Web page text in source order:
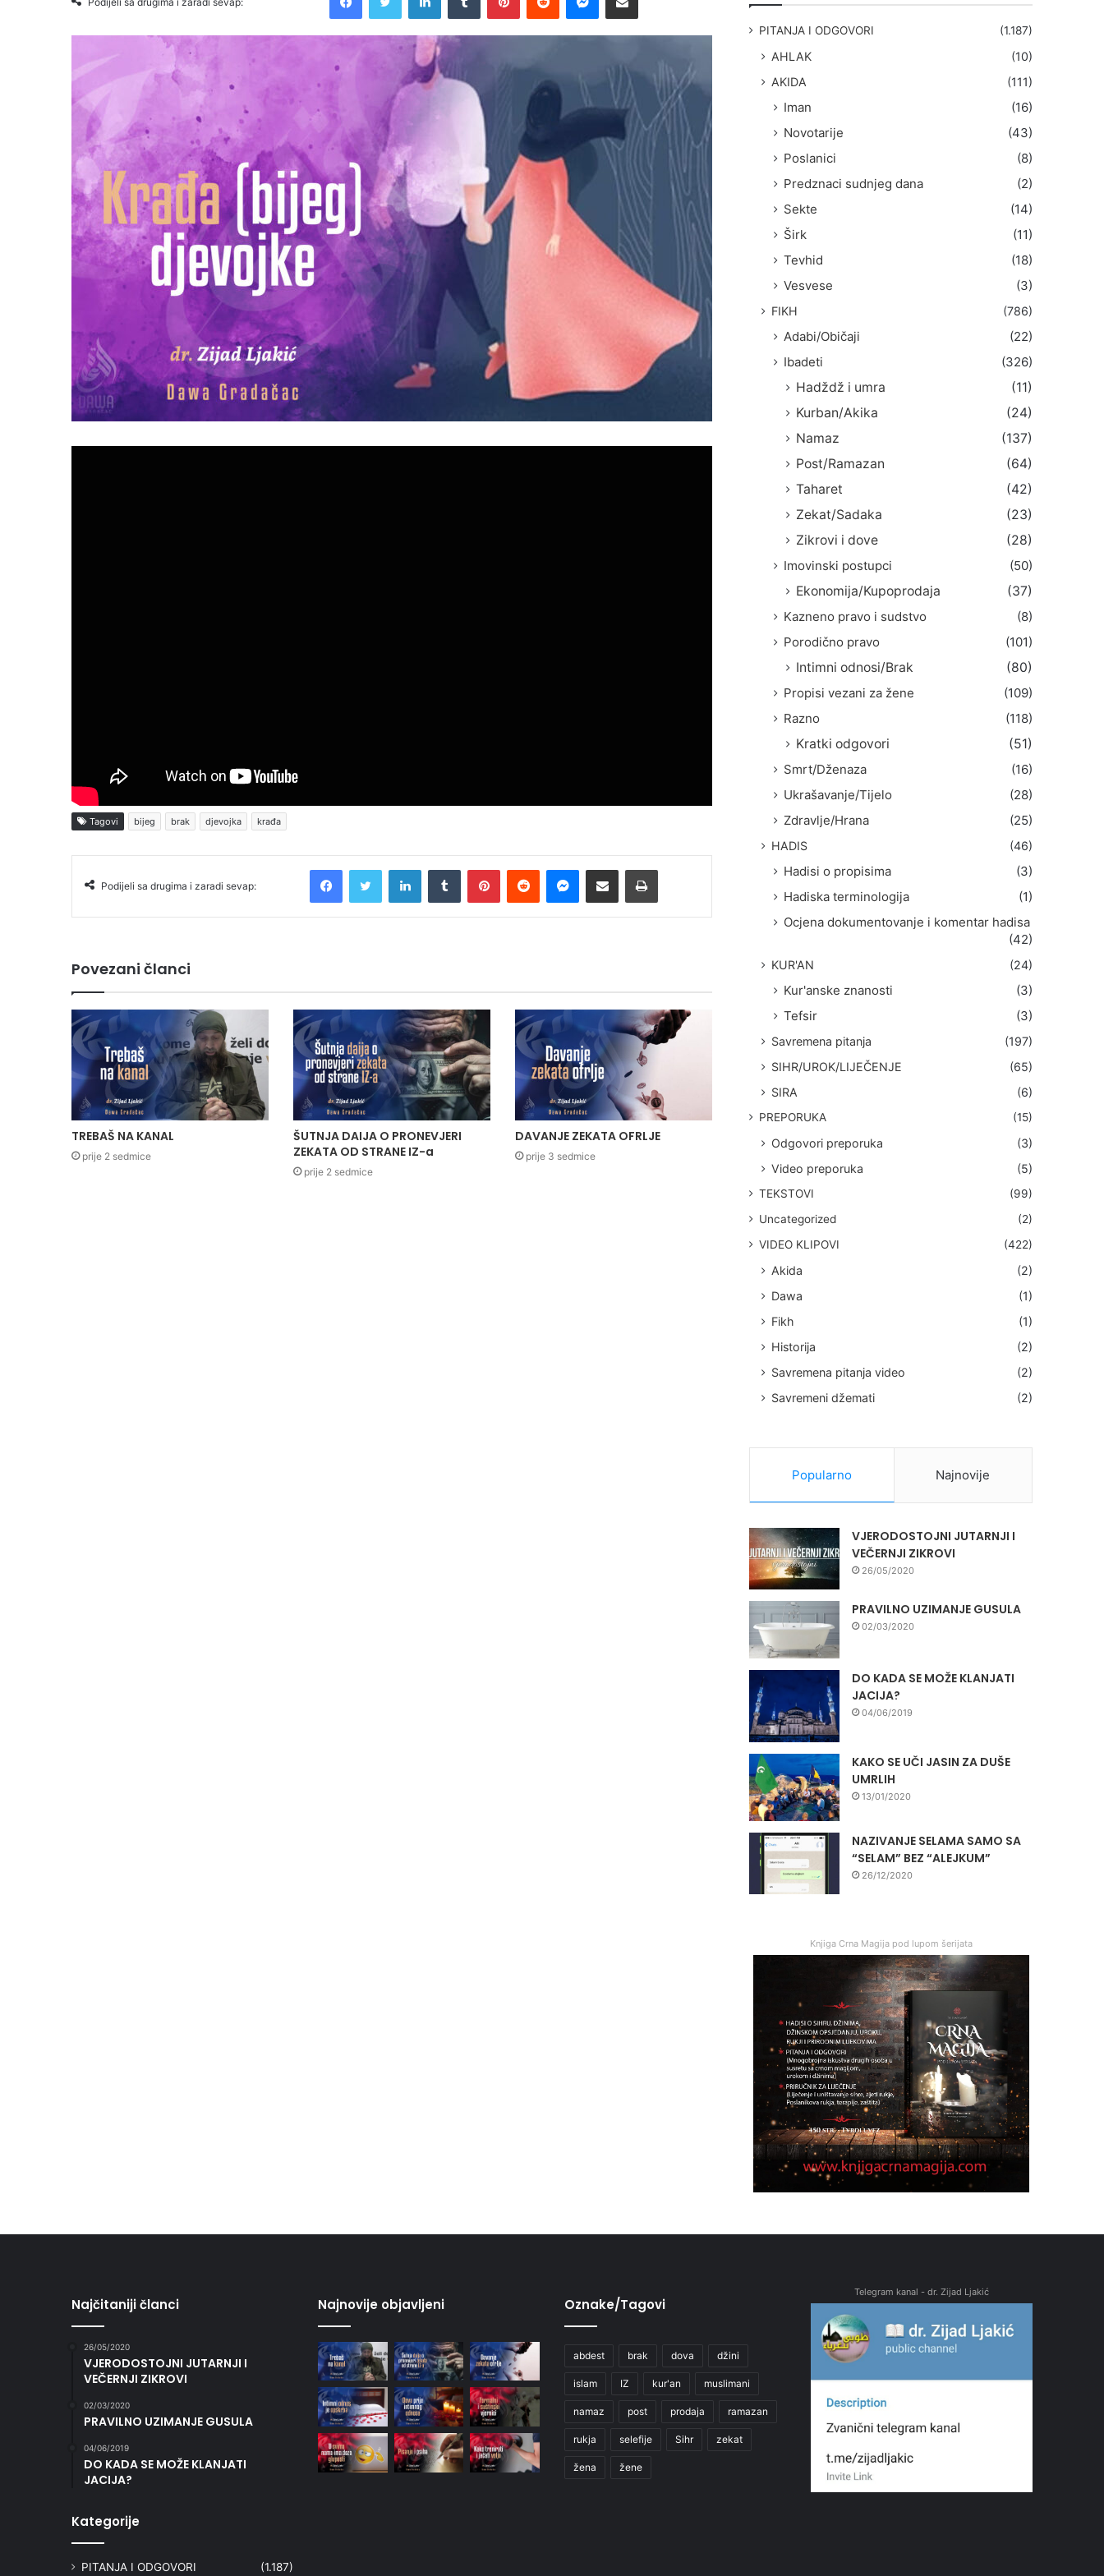
Tagovi bijeg brak djevojka krađa
Podijeli sa drugima i zaradi sevap:
Povezani članci
TREBAŠ NA KANAL
prije 2 sedmice
ŠUTNJA DAIJA O PRONEVJERI
ZEKATA OD STRANE IZ-a
prije 2 sedmice
DAVANJE ZEKATA OFRLJE
prije 3 sedmice
PITANJA I ODGOVORI (1.187)
AHLAK
(10)
AKIDA
(111)
Iman
(16)
Novotarije
(43)
Poslanici
(8)
Predznaci sudnjeg dana
(2)
Sekte
(14)
Širk
(11)
Tevhid
(18)
Vesvese
(3)
FIKH (786)
Adabi/Običaji
(22)
Ibadeti
(326)
Hadždž i umra
(11)
Kurban/Akika
(24)
Namaz
(137)
Post/Ramazan
(64)
Taharet
(42)
Zekat/Sadaka
(23)
Zikrovi i dove
(28)
Imovinski postupci
(50)
Ekonomija/Kupoprodaja
(37)
Kazneno pravo i sudstvo
(8)
Porodično pravo
(101)
Intimni odnosi/Brak
(80)
Propisi vezani za žene
(109)
Razno
(118)
Kratki odgovori
(51)
Smrt/Dženaza
(16)
Ukrašavanje/Tijelo
(28)
Zdravlje/Hrana
(25)
HADIS (46)
Hadisi o propisima
(3)
Hadiska terminologija
(1)
Ocjena dokumentovanje i komentar hadisa
(42)
KUR'AN (24)
Kur'anske znanosti
(3)
Tefsir
(3)
Savremena pitanja
(197)
SIHR/UROK/LIJEČENJE
(65)
SIRA
(6)
PREPORUKA (15)
Odgovori preporuka
(3)
Video preporuka
(5)
TEKSTOVI
(99)
Uncategorized
(2)
VIDEO KLIPOVI
(422)
Akida
(2)
Dawa
(1)
Fikh
(1)
Historija
(2)
Savremena pitanja video
(2)
Savremeni džemati
(2)
Popularno Najnovije
VJERODOSTOJNI JUTARNJI I
VEČERNJI ZIKROVI
26/05/2020
PRAVILNO UZIMANJE GUSULA
02/03/2020
DO KADA SE MOŽE KLANJATI
JACIJA?
04/06/2019
KAKO SE UČI JASIN ZA DUŠE
UMRLIH
13/01/2020
NAZIVANJE SELAMA SAMO SA
“SELAM” BEZ “ALEJKUM”
26/12/2020
Knjiga Crna Magija pod lupom šerijata
Najčitaniji članci
26/05/2020
VJERODOSTOJNI JUTARNJI I
VEČERNJI ZIKROVI
02/03/2020
PRAVILNO UZIMANJE GUSULA
04/06/2019
DO KADA SE MOŽE KLANJATI
JACIJA?
Kategorije
PITANJA I ODGOVORI (1.187)
Najnovije objavljeni Oznake/Tagovi
abdest brak dova džini
islam IZ kur'an muslimani
namaz post prodaja ramazan
rukja selefije Sihr zekat
žena žene
Telegram kanal - dr. Zijad Ljakić